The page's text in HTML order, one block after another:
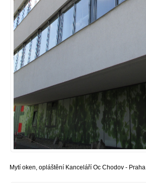
Mytí oken, opláštění Kanceláří Oc Chodov - Praha